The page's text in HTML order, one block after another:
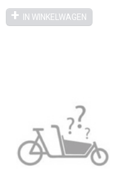
IN WINKELWAGEN